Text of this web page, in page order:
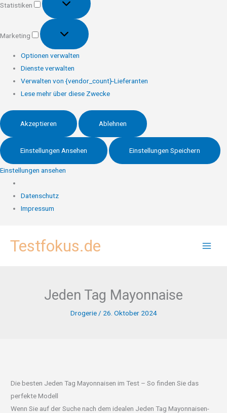
Statistiken
Marketing
Marketing
Optionen verwalten
Dienste verwalten
Verwalten von {vendor_count}-Lieferanten
Lese mehr über diese Zwecke
Akzeptieren Ablehnen
Einstellungen Ansehen Einstellungen Speichern
Einstellungen ansehen
Datenschutz
Impressum
InhaltTestfokus.de
Jeden Tag Mayonnaise
Drogerie/ 26. Oktober 2024
Die besten Jeden Tag Mayonnaisen im Test – So finden Sie das
perfekte Modell
Wenn Sie auf der Suche nach dem idealen Jeden Tag Mayonnaisen-